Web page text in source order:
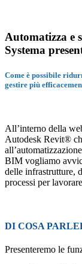
Automatizza e
Systema
Come è possibile
gestire più
All’interno della
Autodesk Revit®
BIM vogliamo
delle infrastrutture,
processi per
DI COSA
Presenteremo le